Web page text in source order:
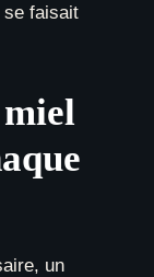
se faisait
un